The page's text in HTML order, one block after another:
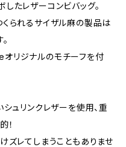
たレザーコンビバッグ。
られるサイザル麻の製品は
リジナルのモチーフを付
ュリンクレザーを使用、重
！
ズレてしまうこともありませ